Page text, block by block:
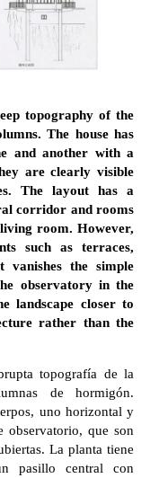
topography of the
The house has
and another with a
are clearly visible
The layout has a
corridor and rooms
room. However,
such as terraces,
vanishes the simple
observatory in the
landscape closer to
rather than the
topografía de la
de hormigón.
uno horizontal y
que son
La planta tiene
pasillo central con